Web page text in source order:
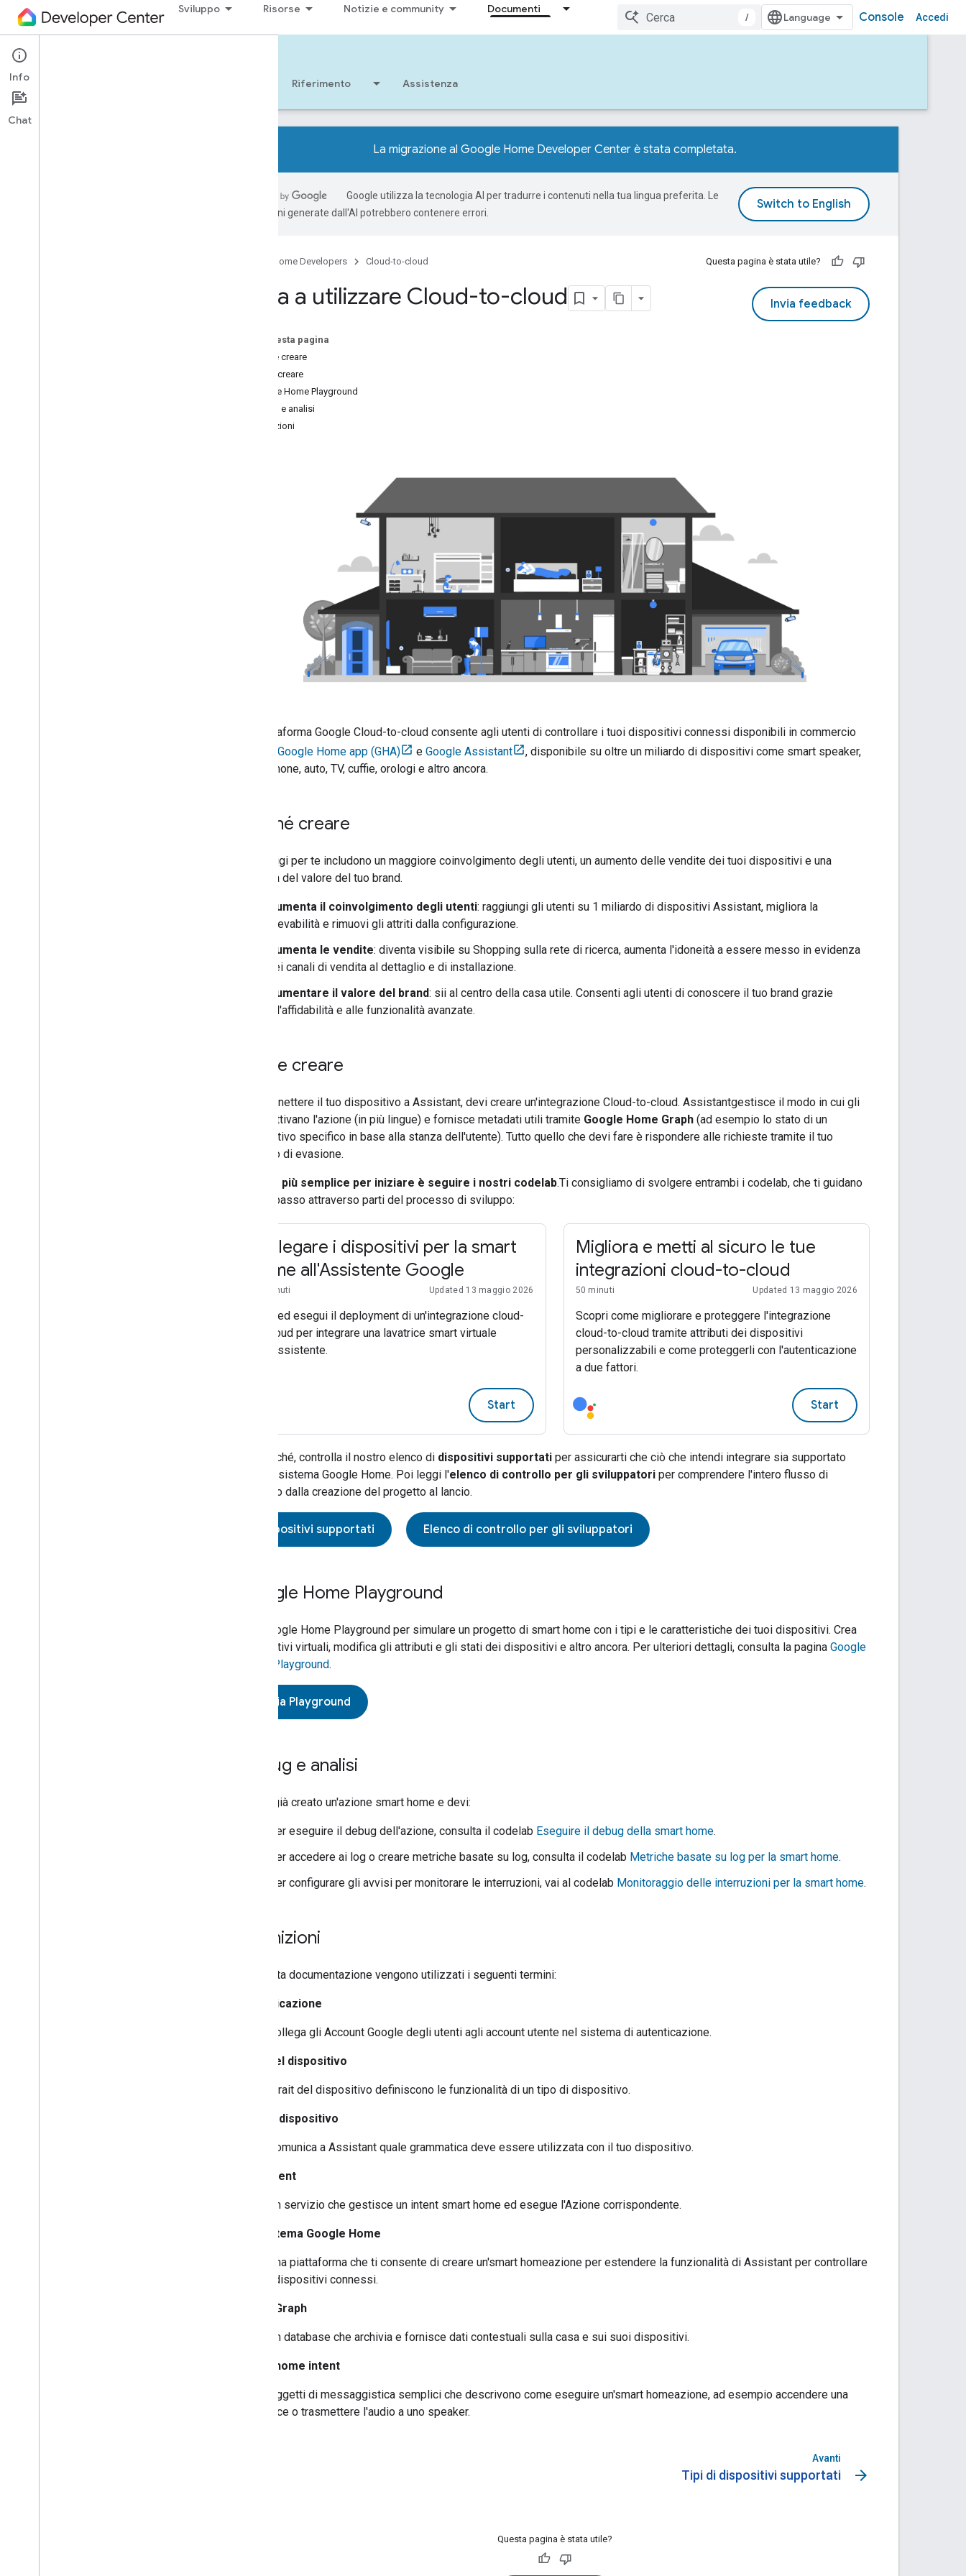
Sviluppo Risorse Notizie e community Documenti
/ Console Accedi
Cloud-to-cloud
Inizia Riferimento Assistenza
La migrazione al Google Home Developer Center è stata completata.
Google utilizza la tecnologia AI per tradurre i contenuti nella tua lingua preferita. Le
traduzioni generate dall'AI potrebbero contenere errori.
Google Home Developers Cloud-to-cloud Questa pagina è stata utile?
Invia feedback
Inizia a utilizzare Cloud-to-cloud
Su questa pagina
Perché creare
Come creare
Google Home Playground
Debug e analisi
Definizioni
La piattaforma Google Cloud-to-cloud consente agli utenti di controllare i tuoi dispositivi connessi disponibili in commercio
Google Home app (GHA) e Google Assistant
, disponibile su oltre un miliardo di dispositivi come smart speaker,
smartphone, auto, TV, cuffie, orologi e altro ancora.
Perché creare
I vantaggi per te includono un maggiore coinvolgimento degli utenti, un aumento delle vendite dei tuoi dispositivi e una
crescita del valore del tuo brand.
Aumenta il coinvolgimento degli utenti: raggiungi gli utenti su 1 miliardo di dispositivi Assistant, migliora la
rilevabilità e rimuovi gli attriti dalla configurazione.
Aumenta le vendite: diventa visibile su Shopping sulla rete di ricerca, aumenta l'idoneità a essere messo in evidenza
nei canali di vendita al dettaglio e di installazione.
Aumentare il valore del brand: sii al centro della casa utile. Consenti agli utenti di conoscere il tuo brand grazie
all'affidabilità e alle funzionalità avanzate.
Come creare
Per connettere il tuo dispositivo a Assistant, devi creare un'integrazione Cloud-to-cloud. Assistantgestisce il modo in cui gli
utenti attivano l'azione (in più lingue) e fornisce metadati utili tramite Google Home Graph (ad esempio lo stato di un
dispositivo specifico in base alla stanza dell'utente). Tutto quello che devi fare è rispondere alle richieste tramite il tuo
servizio di evasione.
Il modo più semplice per iniziare è seguire i nostri codelab.Ti consigliamo di svolgere entrambi i codelab, che ti guidano
passo passo attraverso parti del processo di sviluppo:
Collegare i dispositivi per la smart
home all'Assistente Google
35 minuti Updated 13 maggio 2026
Crea ed esegui il deployment di un'integrazione cloud-
to-cloud per integrare una lavatrice smart virtuale
nell'assistente.
Start
Migliora e metti al sicuro le tue
integrazioni cloud-to-cloud
50 minuti Updated 13 maggio 2026
Scopri come migliorare e proteggere l'integrazione
cloud-to-cloud tramite attributi dei dispositivi
personalizzabili e come proteggerli con l'autenticazione
a due fattori.
Start
Dopodiché, controlla il nostro elenco di dispositivi supportati per assicurarti che ciò che intendi integrare sia supportato
nell'ecosistema Google Home. Poi leggi l'elenco di controllo per gli sviluppatori per comprendere l'intero flusso di
sviluppo dalla creazione del progetto al lancio.
Dispositivi supportati Elenco di controllo per gli sviluppatori
Google Home Playground
Google Home Playground per simulare un progetto di smart home con i tipi e le caratteristiche dei tuoi dispositivi. Crea
dispositivi virtuali, modifica gli attributi e gli stati dei dispositivi e altro ancora. Per ulteriori dettagli, consulta la pagina Google
Home Playground.
Avvia Playground
Debug e analisi
Se hai già creato un'azione smart home e devi:
Per eseguire il debug dell'azione, consulta il codelab Eseguire il debug della smart home.
Per accedere ai log o creare metriche basate su log, consulta il codelab Metriche basate su log per la smart home.
Per configurare gli avvisi per monitorare le interruzioni, vai al codelab Monitoraggio delle interruzioni per la smart home.
Definizioni
In questa documentazione vengono utilizzati i seguenti termini:
Autenticazione
Collega gli Account Google degli utenti agli account utente nel sistema di autenticazione.
Trait del dispositivo
I trait del dispositivo definiscono le funzionalità di un tipo di dispositivo.
Tipo di dispositivo
Comunica a Assistant quale grammatica deve essere utilizzata con il tuo dispositivo.
Fulfillment
Un servizio che gestisce un intent smart home ed esegue l'Azione corrispondente.
Ecosistema Google Home
Una piattaforma che ti consente di creare un'smart homeazione per estendere la funzionalità di Assistant per controllare
i dispositivi connessi.
Home Graph
Un database che archivia e fornisce dati contestuali sulla casa e sui suoi dispositivi.
smart home intent
Oggetti di messaggistica semplici che descrivono come eseguire un'smart homeazione, ad esempio accendere una
luce o trasmettere l'audio a uno speaker.
Avanti
Tipi di dispositivi supportati arrow_forward
Questa pagina è stata utile?
Info
Chat